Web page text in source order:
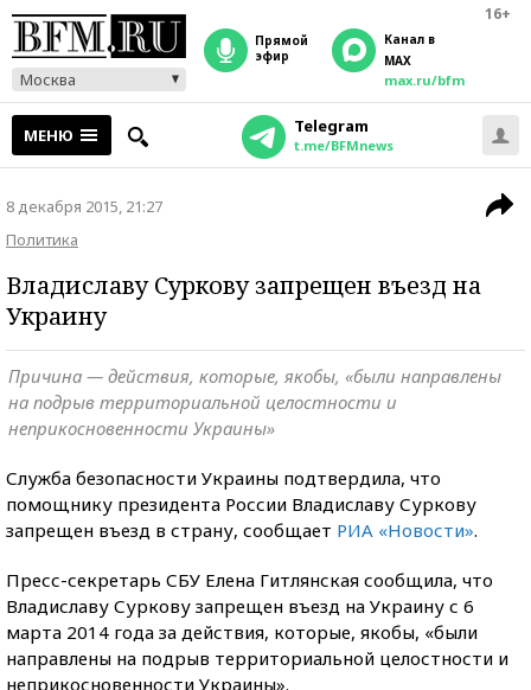
16+
Москва
прямой
эфир
Канал в
MAX
max.ru/bfm
МЕНЮ Telegram
t.me/BFMnews
8 декабря 2015, 21:27
Политика
Владиславу Суркову запрещен въезд на
Украину
Причина — действия, которые, якобы, «были направлены
на подрыв территориальной целостности и
неприкосновенности Украины»
Служба безопасности Украины подтвердила, что
помощнику президента России Владиславу Суркову
запрещен въезд в страну, сообщает РИА «Новости».
Пресс-секретарь СБУ Елена Гитлянская сообщила, что
Владиславу Суркову запрещен въезд на Украину с 6
марта 2014 года за действия, которые, якобы, «были
направлены на подрыв территориальной целостности и
неприкосновенности Украины».